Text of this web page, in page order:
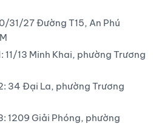
31/27 Đường T15, An Phú
11/13 Minh Khai, phường Trương
34 Đại La, phường Trương
1209 Giải Phóng, phường